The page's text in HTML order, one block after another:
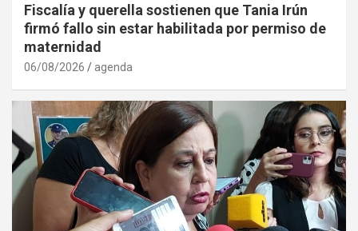
Fiscalía y querella sostienen que Tania Irún
firmó fallo sin estar habilitada por permiso de
maternidad
06/08/2026 agenda